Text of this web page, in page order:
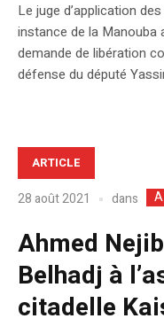
Le juge d’application
instance de la Manouba
demande de libération
défense du député
ARTICLE
28 août 2021 dans
Ahmed
Belhadj à
citadelle